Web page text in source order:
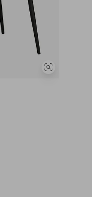
Visa